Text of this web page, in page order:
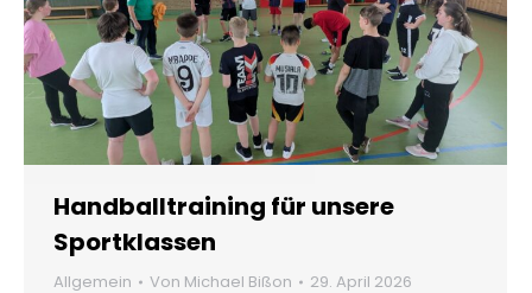
Handballtraining für unsere
Sportklassen
Allgemein Von Michael Bißon 29. April 2026